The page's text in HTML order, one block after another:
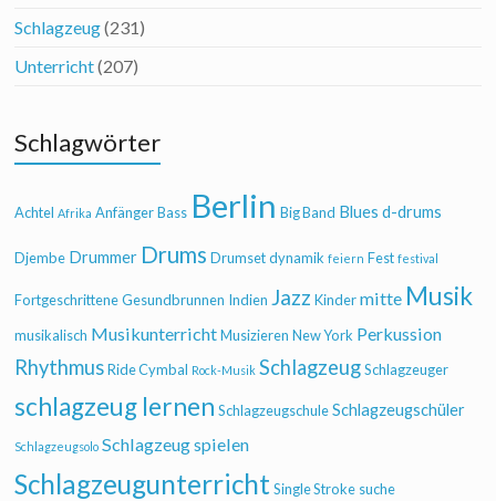
Schlagzeug(231)
Unterricht(207)
Schlagwörter
Achtel Afrika Anfänger Bass Berlin Big Band Blues d-drums
Djembe Drummer Drums Drumset dynamik feiern Fest festival
Fortgeschrittene Gesundbrunnen Indien Jazz Kinder mitte Musik
musikalisch Musikunterricht Musizieren New York Perkussion
Rhythmus Ride Cymbal Rock-Musik Schlagzeug Schlagzeuger
schlagzeug lernen Schlagzeugschule Schlagzeugschüler
Schlagzeugsolo Schlagzeug spielen
Schlagzeugunterricht Single Stroke suche